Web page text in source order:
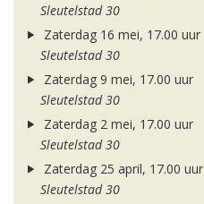
Sleutelstad 30
Zaterdag 16 mei, 17.00 uur
Sleutelstad 30
Zaterdag 9 mei, 17.00 uur
Sleutelstad 30
Zaterdag 2 mei, 17.00 uur
Sleutelstad 30
Zaterdag 25 april, 17.00 uur
Sleutelstad 30